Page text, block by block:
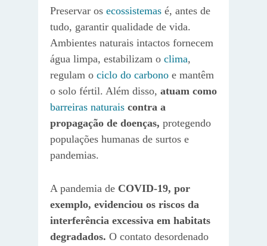
Preservar os ecossistemas é, antes de
tudo, garantir qualidade de vida.
Ambientes naturais intactos fornecem
água limpa, estabilizam o clima,
regulam o ciclo do carbono e mantêm
o solo fértil. Além disso, atuam como
barreiras naturais contra a
propagação de doenças, protegendo
populações humanas de surtos e
pandemias.
A pandemia de COVID-19, por
exemplo, evidenciou os riscos da
interferência excessiva em habitats
degradados. O contato desordenado